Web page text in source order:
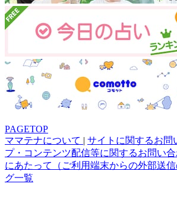
PAGETOP
ママテナについて | サイトに関するお問
プ・コンテンツ配信等に関するお問い
にあたって（ご利用端末からの外部送
グ一覧